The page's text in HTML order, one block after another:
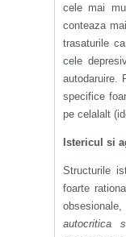
cele mai
conteaza
trasaturile
cele
autodaruire.
specifice
pe celalalt
Istericul si
Structurile
foarte
autocritica